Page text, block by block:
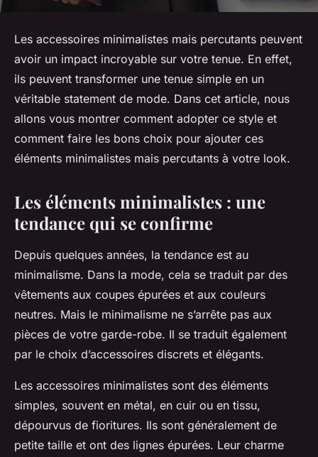
Les accessoires minimalistes mais percutants peuvent
avoir un impact incroyable sur votre tenue. En effet,
ils peuvent transformer une tenue simple en un
véritable statement de mode. Dans cet article, nous
allons vous montrer comment adopter ce style et
comment faire les bons choix pour ajouter ces
éléments minimalistes mais percutants à votre look.
Les éléments minimalistes : une
tendance qui se confirme
Depuis quelques années, la tendance est au
minimalisme. Dans la mode, cela se traduit par des
vêtements aux coupes épurées et aux couleurs
neutres. Mais le minimalisme ne s’arrête pas aux
pièces de votre garde-robe. Il se traduit également
par le choix d’accessoires discrets et élégants.
Les accessoires minimalistes sont des éléments
simples, souvent en métal, en cuir ou en tissu,
dépourvus de fioritures. Ils sont généralement de
petite taille et ont des lignes épurées. Leur charme